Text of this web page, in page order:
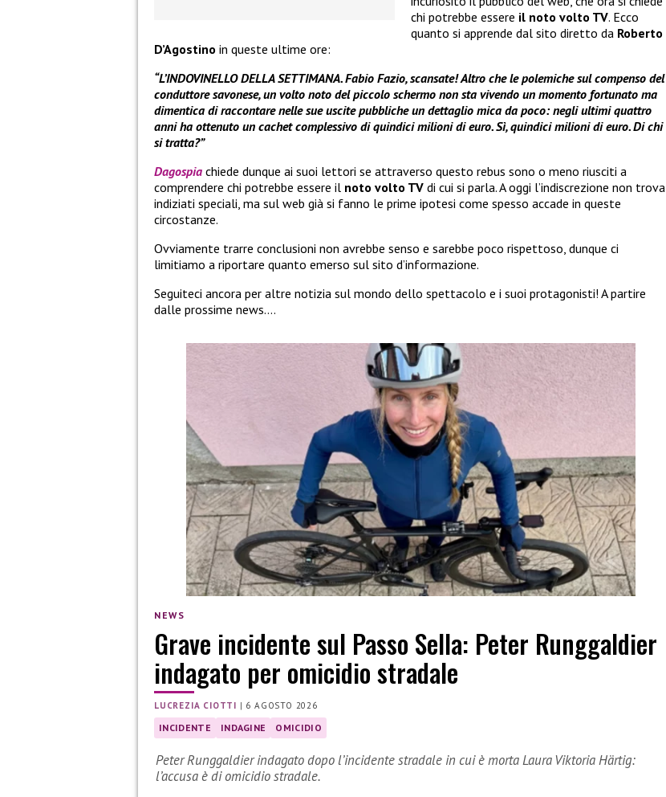
chi potrebbe essere il noto volto TV. Ecco
quanto si apprende dal sito diretto da Roberto
D’Agostino in queste ultime ore:
“L’INDOVINELLO DELLA SETTIMANA. Fabio Fazio, scansate! Altro che le polemiche sul compenso del
conduttore savonese, un volto noto del piccolo schermo non sta vivendo un momento fortunato ma
dimentica di raccontare nelle sue uscite pubbliche un dettaglio mica da poco: negli ultimi quattro
anni ha ottenuto un cachet complessivo di quindici milioni di euro. Sì, quindici milioni di euro. Di chi
si tratta?”
Dagospia chiede dunque ai suoi lettori se attraverso questo rebus sono o meno riusciti a
comprendere chi potrebbe essere il noto volto TV di cui si parla. A oggi l’indiscrezione non trova
indiziati speciali, ma sul web già si fanno le prime ipotesi come spesso accade in queste
circostanze.
Ovviamente trarre conclusioni non avrebbe senso e sarebbe poco rispettoso, dunque ci
limitiamo a riportare quanto emerso sul sito d’informazione.
Seguiteci ancora per altre notizia sul mondo dello spettacolo e i suoi protagonisti! A partire
dalle prossime news….
NEWS
Grave incidente sul Passo Sella: Peter Runggaldier
indagato per omicidio stradale
LUCREZIA CIOTTI | 6 AGOSTO 2026
INCIDENTE INDAGINE OMICIDIO
Peter Runggaldier indagato dopo l’incidente stradale in cui è morta Laura Viktoria Härtig:
l’accusa è di omicidio stradale.